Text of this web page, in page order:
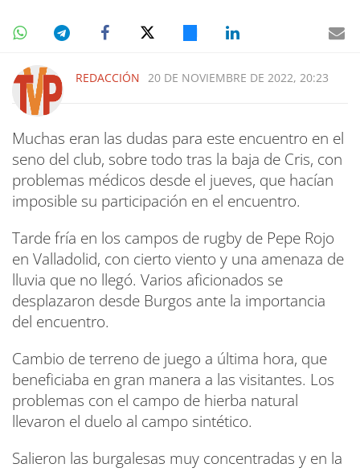
REDACCIÓN 20 DE NOVIEMBRE DE 2022, 20:23
Muchas eran las dudas para este encuentro en el
seno del club, sobre todo tras la baja de Cris, con
problemas médicos desde el jueves, que hacían
imposible su participación en el encuentro.
Tarde fría en los campos de rugby de Pepe Rojo
en Valladolid, con cierto viento y una amenaza de
lluvia que no llegó. Varios aficionados se
desplazaron desde Burgos ante la importancia
del encuentro.
Cambio de terreno de juego a última hora, que
beneficiaba en gran manera a las visitantes. Los
problemas con el campo de hierba natural
llevaron el duelo al campo sintético.
Salieron las burgalesas muy concentradas y en la